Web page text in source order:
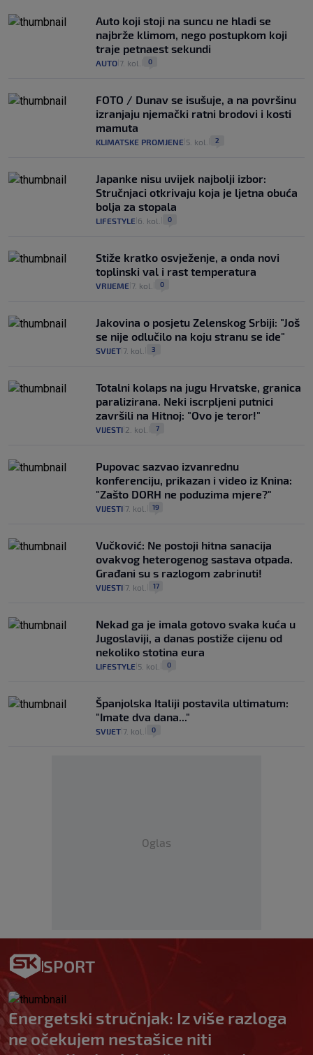
Auto koji stoji na suncu ne hladi se
najbrže klimom, nego postupkom koji
traje petnaest sekundi
AUTO 7. kol. 0
FOTO / Dunav se isušuje, a na površinu
izranjaju njemački ratni brodovi i kosti
mamuta
KLIMATSKE PROMJENE 5. kol. 2
Japanke nisu uvijek najbolji izbor:
Stručnjaci otkrivaju koja je ljetna obuća
bolja za stopala
LIFESTYLE 6. kol. 0
Stiže kratko osvježenje, a onda novi
toplinski val i rast temperatura
VRIJEME 7. kol. 0
Jakovina o posjetu Zelenskog Srbiji: "Još
se nije odlučilo na koju stranu se ide"
SVIJET 7. kol. 3
Totalni kolaps na jugu Hrvatske, granica
paralizirana. Neki iscrpljeni putnici
završili na Hitnoj: "Ovo je teror!"
VIJESTI 2. kol. 7
Pupovac sazvao izvanrednu
konferenciju, prikazan i video iz Knina:
"Zašto DORH ne poduzima mjere?"
VIJESTI 7. kol. 19
Vučković: Ne postoji hitna sanacija
ovakvog heterogenog sastava otpada.
Građani su s razlogom zabrinuti!
VIJESTI 7. kol. 17
Nekad ga je imala gotovo svaka kuća u
Jugoslaviji, a danas postiže cijenu od
nekoliko stotina eura
LIFESTYLE 5. kol. 0
Španjolska Italiji postavila ultimatum:
"Imate dva dana..."
SVIJET 7. kol. 0
Oglas
SPORT
Energetski stručnjak: Iz više razloga
ne očekujem nestašice niti